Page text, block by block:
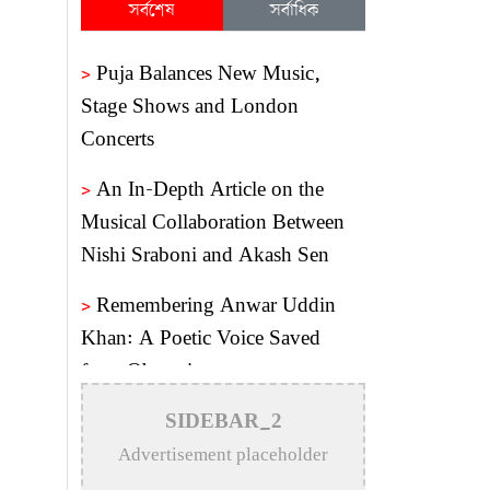
সর্বশেষ সর্বাধিক
> Puja Balances New Music,
Stage Shows and London
Concerts
> An In-Depth Article on the
Musical Collaboration Between
Nishi Sraboni and Akash Sen
> Remembering Anwar Uddin
Khan: A Poetic Voice Saved
from Obscurity
>
Remembering Mohammed
Rafi: The Immortal Voice of
SIDEBAR_2
Advertisement placeholder